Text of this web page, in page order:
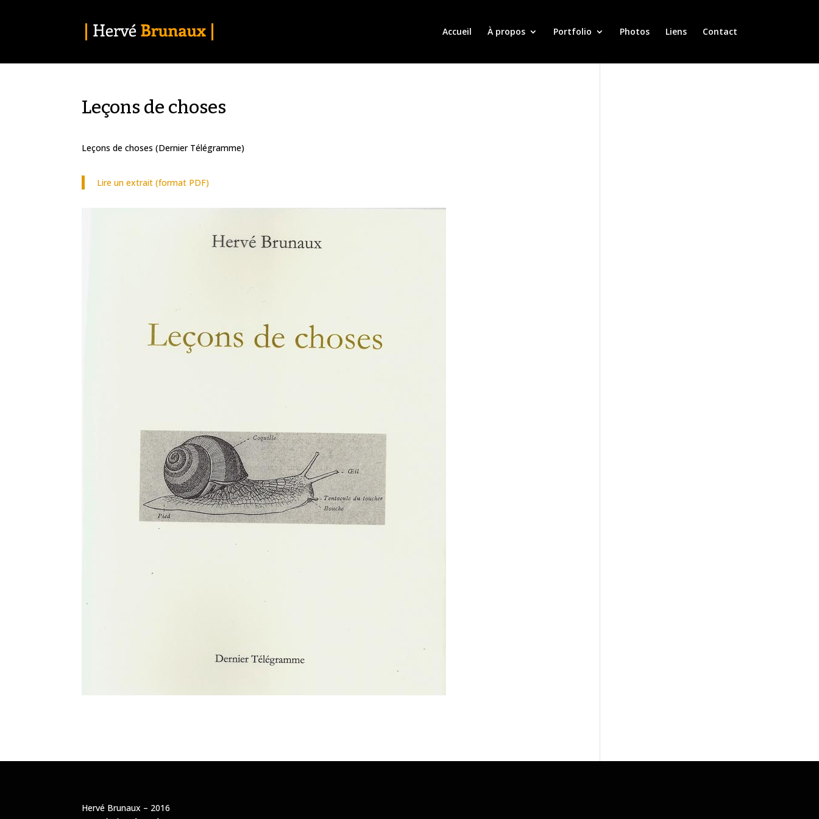
Accueil À propos Portfolio Photos Liens Contact
Leçons de choses
Leçons de choses (Dernier Télégramme)
Lire un extrait (format PDF)
Hervé Brunaux – 2016